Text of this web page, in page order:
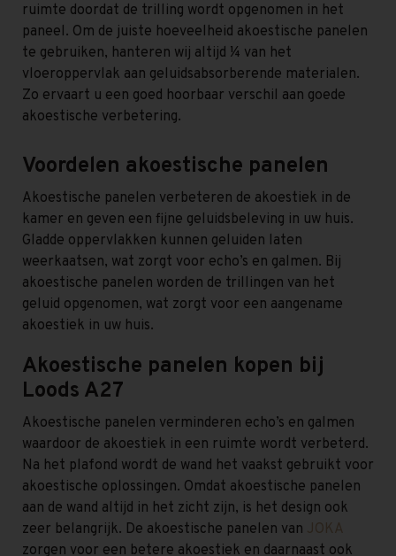
ruimte doordat de trilling wordt opgenomen in het
paneel. Om de juiste hoeveelheid akoestische panelen
te gebruiken, hanteren wij altijd ¼ van het
vloeroppervlak aan geluidsabsorberende materialen.
Zo ervaart u een goed hoorbaar verschil aan goede
akoestische verbetering.
Voordelen akoestische panelen
Akoestische panelen verbeteren de akoestiek in de
kamer en geven een fijne geluidsbeleving in uw huis.
Gladde oppervlakken kunnen geluiden laten
weerkaatsen, wat zorgt voor echo’s en galmen. Bij
akoestische panelen worden de trillingen van het
geluid opgenomen, wat zorgt voor een aangename
akoestiek in uw huis.
Akoestische panelen kopen bij
Loods A27
Akoestische panelen verminderen echo’s en galmen
waardoor de akoestiek in een ruimte wordt verbeterd.
Na het plafond wordt de wand het vaakst gebruikt voor
akoestische oplossingen. Omdat akoestische panelen
aan de wand altijd in het zicht zijn, is het design ook
zeer belangrijk. De akoestische panelen van JOKA
zorgen voor een betere akoestiek en daarnaast ook